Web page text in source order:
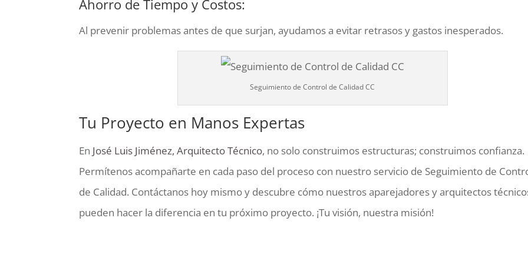
Ahorro de Tiempo y Costos:
Al prevenir problemas antes de que surjan, ayudamos a evitar retrasos y gastos inesperados.
Seguimiento de Control de Calidad CC
Tu Proyecto en Manos Expertas
En José Luis Jiménez, Arquitecto Técnico, no solo construimos estructuras; construimos confianza.
Permítenos acompañarte en cada paso del proceso con nuestro servicio de Seguimiento de
de Calidad. Contáctanos hoy mismo y descubre cómo nuestros aparejadores y arquitectos
pueden hacer la diferencia en tu próximo proyecto. ¡Tu visión, nuestra misión!